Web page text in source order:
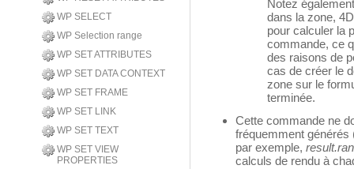
WP SELECT
WP Selection range
WP SET ATTRIBUTES
WP SET DATA CONTEXT
WP SET FRAME
WP SET LINK
WP SET TEXT
WP SET VIEW
PROPERTIES
Notez
dans la zone,
pour calculer la
commande, ce
des raisons de
cas de créer le
zone sur le
terminée.
Cette commande ne
fréquemment
par exemple,
calculs de rendu à